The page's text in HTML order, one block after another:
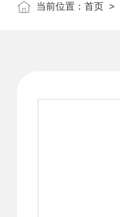
当前位置： 首页 >